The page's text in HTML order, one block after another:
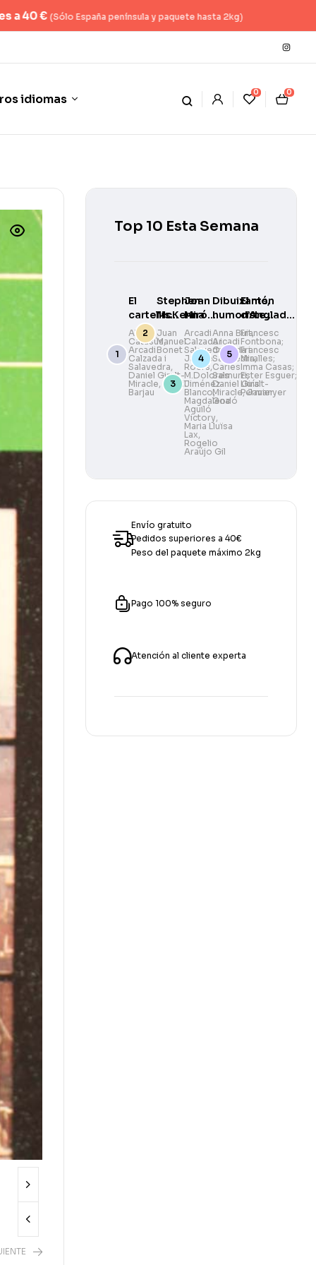
paquete hasta 2kg)
idiomas 0 0
Top 10 Esta Semana
El
cartellisme
de Ramon
Casas
Aleix
Catasús,
Arcadi
Calzada i
Salavedra,
Daniel Giralt-
Miracle, Santil
Barjau
Stephen
McKenna
Juan
Manuel
Bonet
Joan
Miró.
Paisatges
Arcadi
Calzada i
Salavedra ,
Jaume
Roers,
M.Dolores
Jiménez-
Blanco,
Magdalena
Aguiló
Victory,
Maria Lluïsa
Lax,
Rogelio
Araújo Gil
Dibuixants,
humoristes
i
il·lustradors
de La
Vanguardia
1881–2006
Anna Buit,
Arcadi
Calzada i
Salavedra,
Carles
Salmurri,
Daniel Giralt-
Miracle,Javier
Godó
El món
d’Anglada-
Camarasa
Francesc
Fontbona;
Francesc
Miralles;
Imma Casas;
Ester Esguer;
Lluís
Permanyer
Envío gratuito
Pedidos superiores a 40€
Peso del paquete máximo 2kg
Pago 100% seguro
Atención al cliente experta